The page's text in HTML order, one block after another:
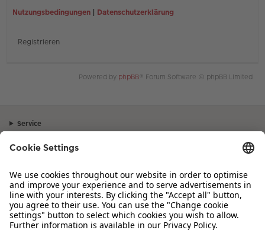
Nutzungsbedingungen | Datenschutzerklärung
Registrieren
Powered by phpBB® Forum Software © phpBB Limited
Service
Sortiment